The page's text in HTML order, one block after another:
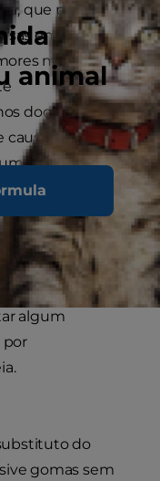
animal
que pode
em gatos,
musculares
doces com
causar tremores
da
e, apesar de
se
algum
por
do
gomas sem